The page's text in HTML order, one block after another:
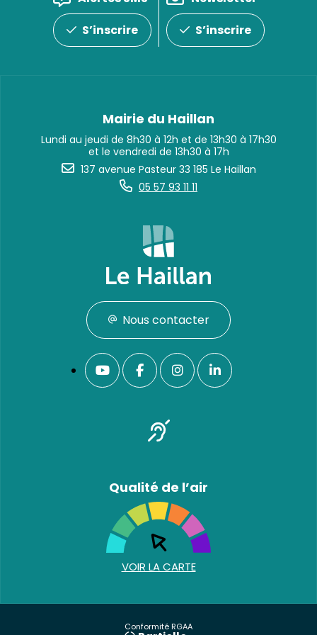
S’inscrire
S’inscrire
Mairie du Haillan
Lundi au jeudi de 8h30 à 12h et de 13h30 à 17h30
et le vendredi de 13h30 à 17h
137 avenue Pasteur 33 185 Le Haillan
05 57 93 11 11
Nous contacter
Qualité de l’air
VOIR LA CARTE
Conformité RGAA